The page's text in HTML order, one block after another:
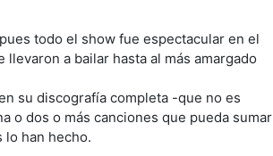
todo el show fue espectacular en el
a bailar hasta al más amargado
su discografía completa -que no es
o dos o más canciones que pueda sumar
lo han hecho.